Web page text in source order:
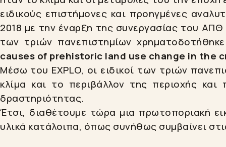
ειδικούς επιστήμονες και προηγμένες
2018 με την έναρξη της συνεργασίας του
των τριών πανεπιστημίων
causes of prehistoric land use change in the
Μέσω του EXPLO, οι ειδικοί των τριών
κλίμα και το περιβάλλον της περιοχής και
δραστηριότητας.
Έτσι, διαθέτουμε τώρα μια πρωτοποριακή
υλικά κατάλοιπα, όπως συνήθως συμβαίνει